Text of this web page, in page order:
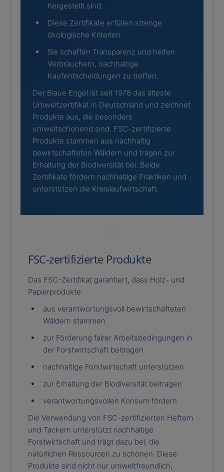
hergestellt sind.
Diese Zertifikate erfüllen strenge
ökologische Kriterien.
Sie schaffen Transparenz und helfen
Verbrauchern, nachhaltige
Kaufentscheidungen zu treffen.
Der Blaue Engel ist seit 1978 das älteste
Umweltzertifikat in Deutschland und zeichnet
Produkte aus, die besonders
umweltschonend sind. FSC-zertifizierte
Produkte stammen aus nachhaltig
bewirtschafteten Wäldern und tragen zur
Erhaltung der Biodiversität bei. Beide
Zertifikate fördern nachhaltige Praktiken und
unterstützen die Kreislaufwirtschaft.
FSC-zertifizierte Produkte
Das FSC-Zertifikat garantiert, dass Holz- und
Papierprodukte:
aus verantwortungsvoll bewirtschafteten
Wäldern stammen
zur Förderung fairer Arbeitsbedingungen in
der Forstwirtschaft beitragen
nachhaltige Forstwirtschaft unterstützen
zur Erhaltung der Biodiversität beitragen
verantwortungsvollen Konsum fördern
Die Verwendung von FSC-zertifizierten Heftern
und Tackern unterstützt nachhaltige
Forstwirtschaft und trägt dazu bei, die
natürlichen Ressourcen zu schonen. Diese
Produkte sind nicht nur umweltfreundlich,